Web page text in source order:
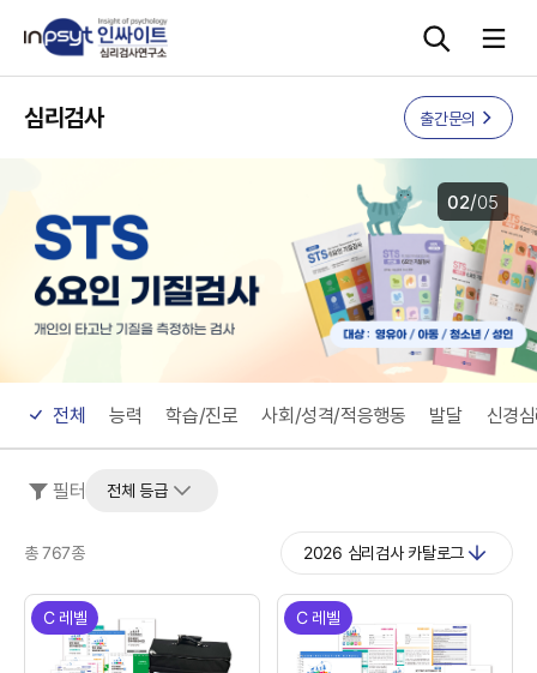
본문으로 바로가기
상담도구
교육 워크숍
심리검사 출간문의
02/05
전체 능력 학습/진로 사회/성격/적응행동 발달 신경
필터 전체 등급
총 767종 2026 심리검사 카탈로그
C 레벨 C 레벨